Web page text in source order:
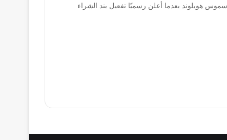
هويلوند بعدما أعلن رسميًا تفعيل بند الشراء